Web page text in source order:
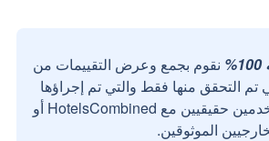
نقوم بجمع وعرض التقييمات من
تم التحقق منها فقط والتي تم إجراؤها
بواسطة مستخدمين حقيقيين مع HotelsCombined أو
الموثوقين.